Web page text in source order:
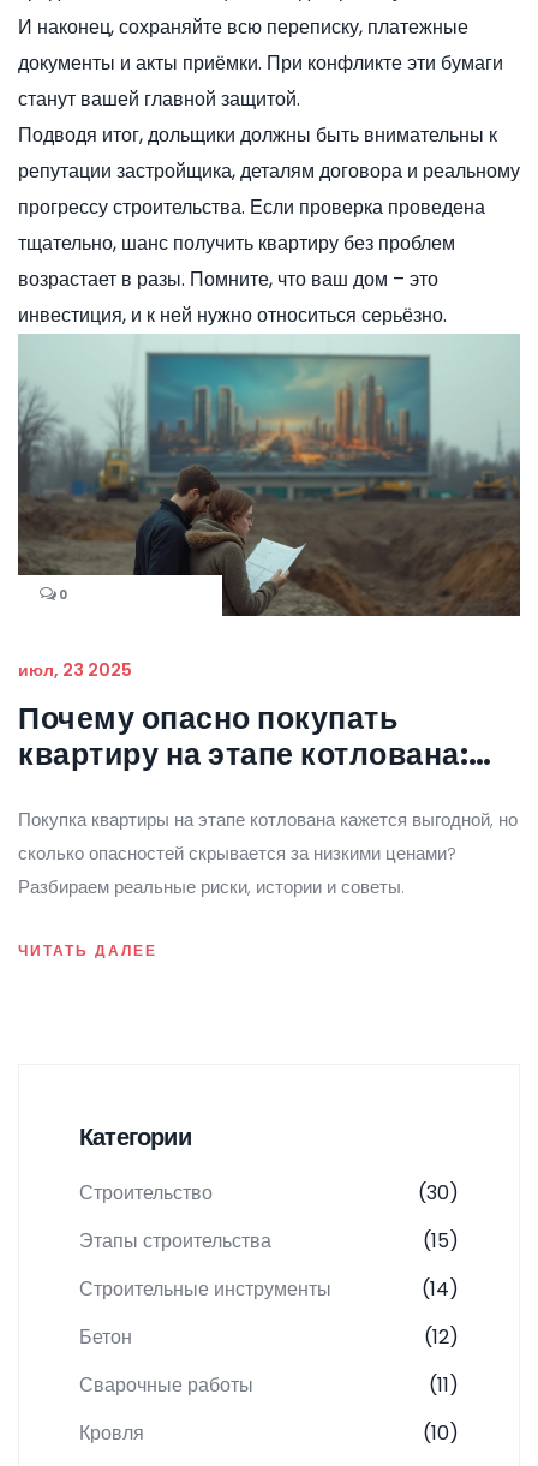
И наконец, сохраняйте всю переписку, платежные
документы и акты приёмки. При конфликте эти бумаги
станут вашей главной защитой.
Подводя итог, дольщики должны быть внимательны к
репутации застройщика, деталям договора и реальному
прогрессу строительства. Если проверка проведена
тщательно, шанс получить квартиру без проблем
возрастает в разы. Помните, что ваш дом – это
инвестиция, и к ней нужно относиться серьёзно.
0
июл, 23 2025
Почему опасно покупать
квартиру на этапе котлована:
Покупка квартиры на этапе котлована кажется выгодной, но
сколько опасностей скрывается за низкими ценами?
Разбираем реальные риски, истории и советы.
ЧИТАТЬ ДАЛЕЕ
Категории
Строительство
(30)
Этапы строительства
(15)
Строительные инструменты
(14)
Бетон
(12)
Сварочные работы
(11)
Кровля
(10)